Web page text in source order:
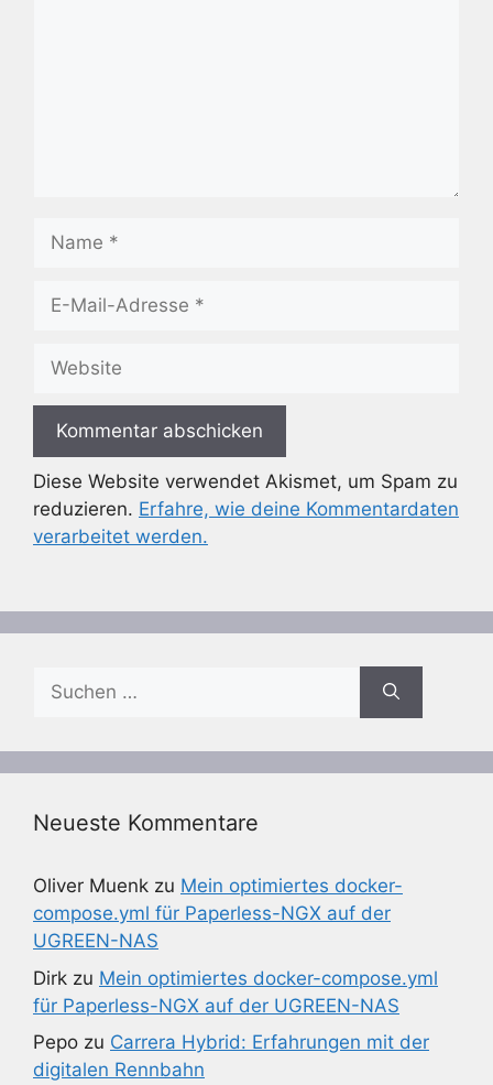
Mail-
Diese Website verwendet Akismet, um Spam zu
reduzieren. Erfahre, wie deine Kommentardaten
verarbeitet werden.
Suchen
nach:
Neueste Kommentare
Oliver Muenk zu Mein optimiertes docker-
compose.yml für Paperless-NGX auf der
UGREEN-NAS
Dirk zu Mein optimiertes docker-compose.yml
für Paperless-NGX auf der UGREEN-NAS
Pepo zu Carrera Hybrid: Erfahrungen mit der
digitalen Rennbahn